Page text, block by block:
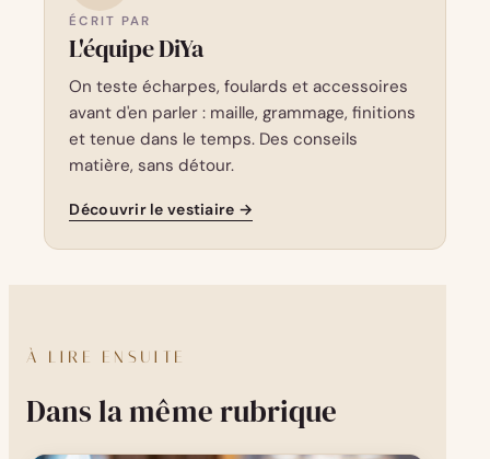
ÉCRIT PAR
L'équipe DiYa
On teste écharpes, foulards et accessoires
avant d'en parler : maille, grammage, finitions
et tenue dans le temps. Des conseils
matière, sans détour.
Découvrir le vestiaire →
À LIRE ENSUITE
Dans la même rubrique